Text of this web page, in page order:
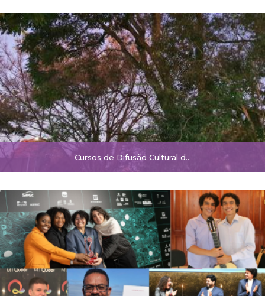
Cursos de Difusão Cultural d…